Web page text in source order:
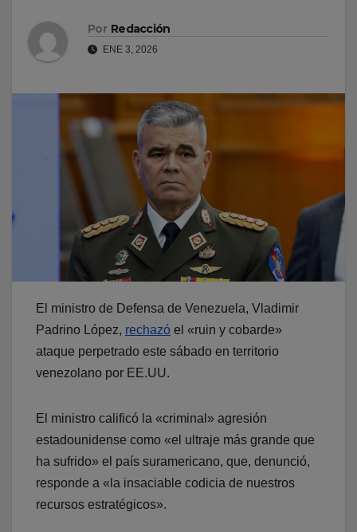
Por Redacción
ENE 3, 2026
El ministro de Defensa de Venezuela, Vladimir
Padrino López, rechazó el «ruin y cobarde»
ataque perpetrado este sábado en territorio
venezolano por EE.UU.
El ministro calificó la «criminal» agresión
estadounidense como «el ultraje más grande que
ha sufrido» el país suramericano, que, denunció,
responde a «la insaciable codicia de nuestros
recursos estratégicos».